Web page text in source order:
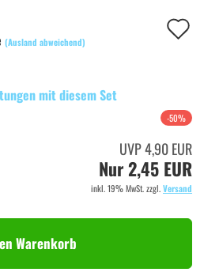
(Ausland abweichend)
mit diesem Set
-50%
UVP 4,90 EUR
Nur 2,45 EUR
inkl. 19% MwSt. zzgl.Versand
Warenkorb